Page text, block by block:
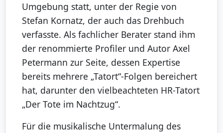
Umgebung statt, unter der Regie von
Stefan Kornatz, der auch das Drehbuch
verfasste. Als fachlicher Berater stand ihm
der renommierte Profiler und Autor Axel
Petermann zur Seite, dessen Expertise
bereits mehrere „Tatort“-Folgen bereichert
hat, darunter den vielbeachteten HR-Tatort
„Der Tote im Nachtzug“.
Für die musikalische Untermalung des